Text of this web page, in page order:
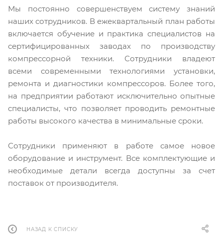
Мы постоянно совершенствуем систему знаний
наших сотрудников. В ежеквартальный план работы
включается обучение и практика специалистов на
сертифицированных заводах по производству
компрессорной техники. Сотрудники владеют
всеми современными технологиями установки,
ремонта и диагностики компрессоров. Более того,
на предприятии работают исключительно опытные
специалисты, что позволяет проводить ремонтные
работы высокого качества в минимальные сроки.
Сотрудники применяют в работе самое новое
оборудование и инструмент. Все комплектующие и
необходимые детали всегда доступны за счет
поставок от производителя.
НАЗАД К СПИСКУ